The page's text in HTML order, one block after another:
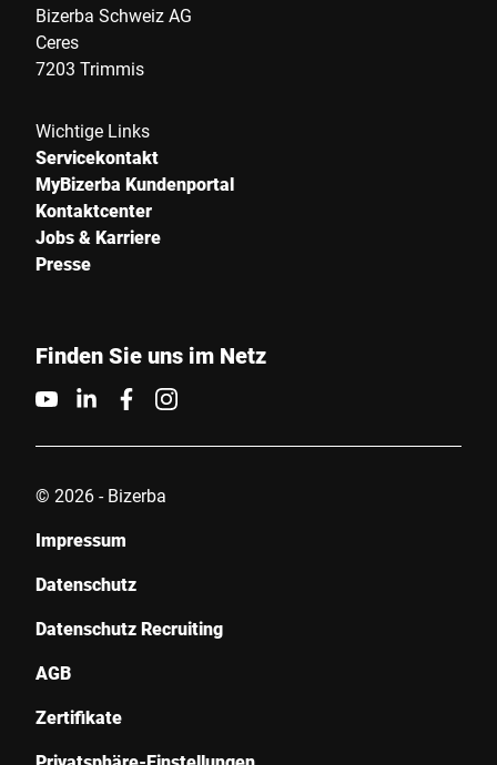
Bizerba Schweiz AG
Ceres
7203 Trimmis
Wichtige Links
Servicekontakt
MyBizerba Kundenportal
Kontaktcenter
Jobs & Karriere
Presse
Finden Sie uns im Netz
© 2026 - Bizerba
Impressum
Datenschutz
Datenschutz Recruiting
AGB
Zertifikate